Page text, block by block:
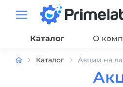
Каталог О
Каталог Акции на